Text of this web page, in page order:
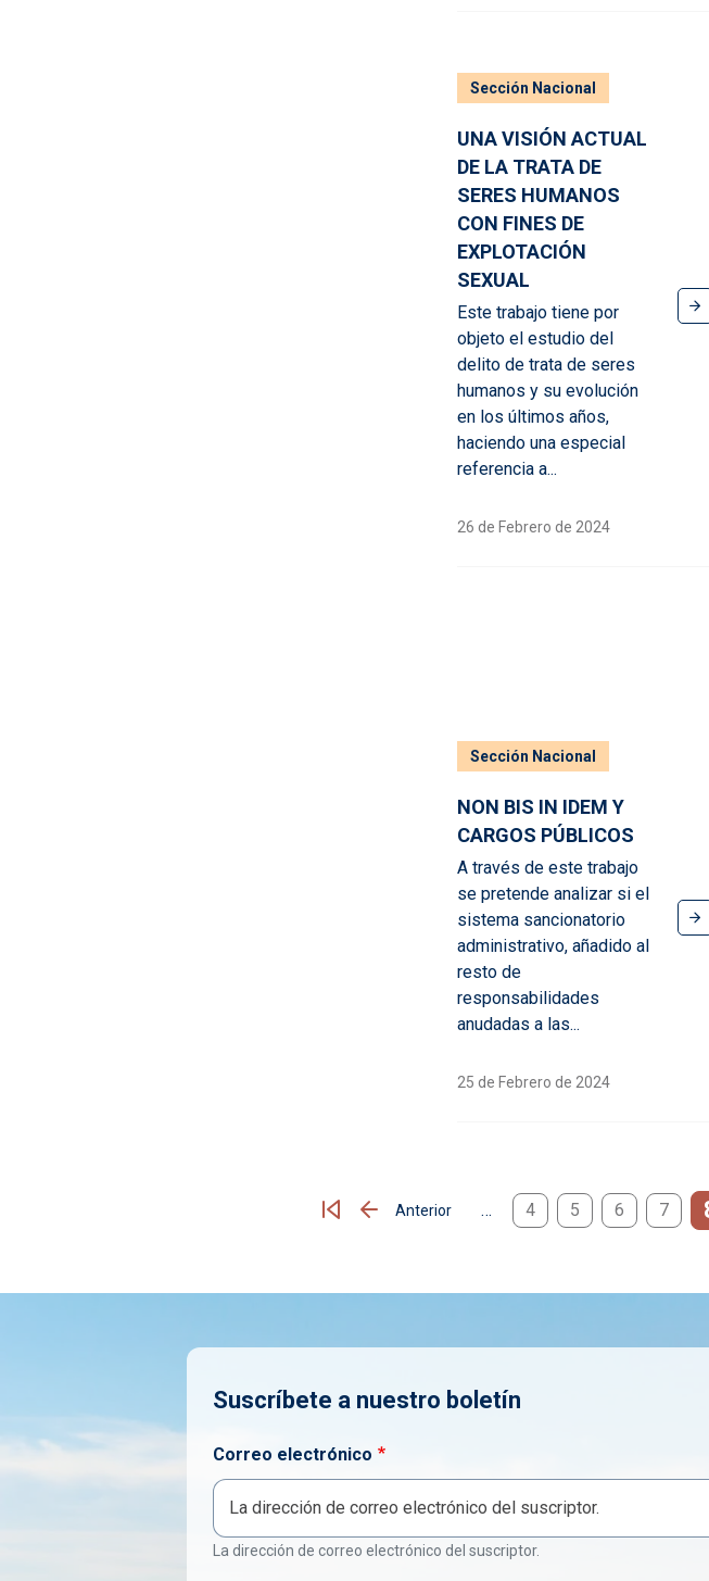
Sección Nacional
UNA VISIÓN ACTUAL
DE LA TRATA DE
SERES HUMANOS
CON FINES DE
EXPLOTACIÓN
SEXUAL
Este trabajo tiene por
objeto el estudio del
delito de trata de seres
humanos y su evolución
en los últimos años,
haciendo una especial
referencia a...
26 de Febrero de 2024
Sección Nacional
NON BIS IN IDEM Y
CARGOS PÚBLICOS
A través de este trabajo
se pretende analizar si el
sistema sancionatorio
administrativo, añadido al
resto de
responsabilidades
anudadas a las...
25 de Febrero de 2024
Anterior
Página anterior
… 4 5 6 7
Suscríbete a nuestro boletín
Correo electrónico
La dirección de correo electrónico del suscriptor.